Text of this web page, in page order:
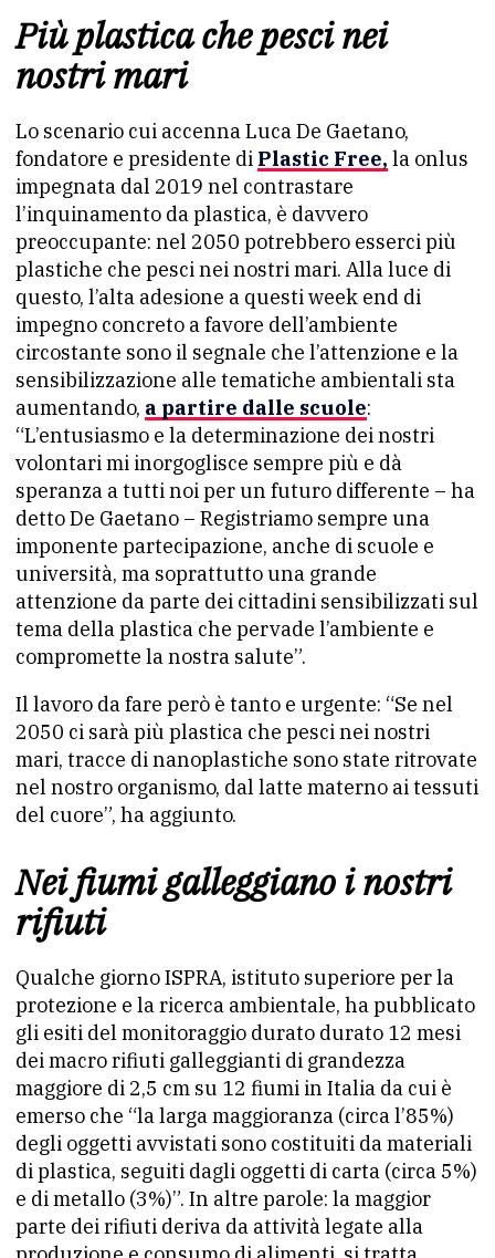
Più plastica che pesci nei
nostri mari
Lo scenario cui accenna Luca De Gaetano,
fondatore e presidente di Plastic Free, la onlus
impegnata dal 2019 nel contrastare
l’inquinamento da plastica, è davvero
preoccupante: nel 2050 potrebbero esserci più
plastiche che pesci nei nostri mari. Alla luce di
questo, l’alta adesione a questi week end di
impegno concreto a favore dell’ambiente
circostante sono il segnale che l’attenzione e la
sensibilizzazione alle tematiche ambientali sta
aumentando, a partire dalle scuole:
“L’entusiasmo e la determinazione dei nostri
volontari mi inorgoglisce sempre più e dà
speranza a tutti noi per un futuro differente – ha
detto De Gaetano – Registriamo sempre una
imponente partecipazione, anche di scuole e
università, ma soprattutto una grande
attenzione da parte dei cittadini sensibilizzati sul
tema della plastica che pervade l’ambiente e
compromette la nostra salute”.
Il lavoro da fare però è tanto e urgente: “Se nel
2050 ci sarà più plastica che pesci nei nostri
mari, tracce di nanoplastiche sono state ritrovate
nel nostro organismo, dal latte materno ai tessuti
del cuore”, ha aggiunto.
Nei fiumi galleggiano i nostri
rifiuti
Qualche giorno ISPRA, istituto superiore per la
protezione e la ricerca ambientale, ha pubblicato
gli esiti del monitoraggio durato durato 12 mesi
dei macro rifiuti galleggianti di grandezza
maggiore di 2,5 cm su 12 fiumi in Italia da cui è
emerso che “la larga maggioranza (circa l’85%)
degli oggetti avvistati sono costituiti da materiali
di plastica, seguiti dagli oggetti di carta (circa 5%)
e di metallo (3%)”. In altre parole: la maggior
parte dei rifiuti deriva da attività legate alla